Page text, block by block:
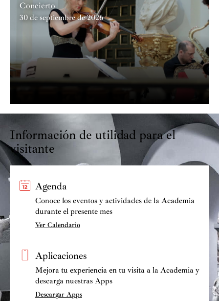
instrumentos que han participado se resisten a
desaparecer, hasta que poco a poco hacen mutis.
Nuevamente mis personajes juegan conmigo entran y
salen sin pedirme permiso…, de hecho, son ellos los que
escriben mis partituras”.
Concierto
30 de septiembre de 2026
Información de utilidad para el
visitante
Agenda
Conoce los eventos y actividades de la Academia
durante el presente mes
Ver Calendario
Aplicaciones
Mejora tu experiencia en tu visita a la Academia y
descarga nuestras Apps
Descargar Apps